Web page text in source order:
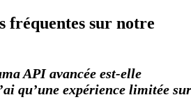
fréquentes sur notre
API avancée est-elle
qu’une expérience limitée sur